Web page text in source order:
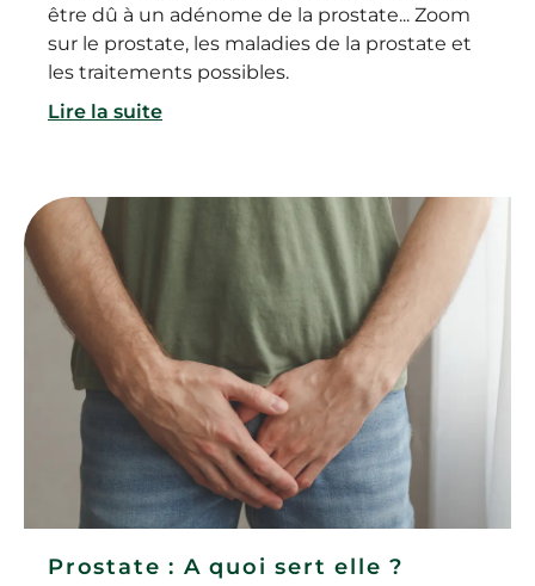
être dû à un adénome de la prostate... Zoom
sur le prostate, les maladies de la prostate et
les traitements possibles.
Lire la suite
Prostate : A quoi sert elle ?